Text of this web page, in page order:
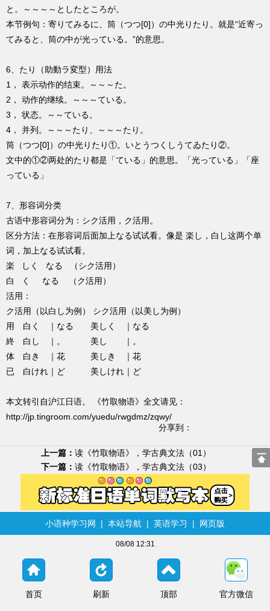
と。～～～～としたところが。
本节例句：寄りてみるに、筒（つつ[0]）の中光りたり。就是“近寄っ
てみると、筒の中が光っている。”的意思。
6、たり（助動ラ変型）用法
1， 表示动作的结束。～～～た。
2， 动作的继续。～～～ている。
3， 状态。～～ている。
4， 并列。～～～たり、～～～たり。
筒（つつ[0]）の中光りたり①。いとうつくしうてゐたり②。
文中的①②两处的たり都是「ている」的意思。「光っている」「座
っている」
7、形容词分类
古语中形容词分为：シク活用，ク活用。
区分方法：在形容词后面加上なる试试看。像是 楽し，白し这两个单
词，加上なる试试看。
楽 しく なる （シク活用）
白 く なる （ク活用）
活用：
ク活用（以白し为例） シク活用（以美し为例）
用 白く ｜なる 美しく ｜なる
終 白し ｜。 美し ｜。
体 白き ｜花 美しき ｜花
已 白けれ｜ど 美しけれ｜ど
本文转引自沪江日语。 《竹取物语》全文请见：
http://jp.tingroom.com/yuedu/rwgdmz/zqwy/
分享到：
上一篇： 读《竹取物语》，学古典文法（01）
下一篇： 读《竹取物语》，学古典文法（03）
小语种学习网 | 本站导航 | 英语学习 | 网页版
08/08 12:31
首页 刷新 顶部 官方微信